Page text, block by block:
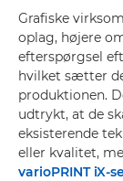
Grafiske
oplag, højere
efterspørgsel
hvilket sætter
produktionen.
udtrykt, at de
eksisterende
eller kvalitet,
varioPRINT iX-